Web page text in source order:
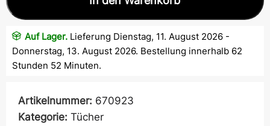
Auf Lager. Lieferung Dienstag, 11. August 2026 -
Donnerstag, 13. August 2026. Bestellung innerhalb 62
Stunden 52 Minuten.
Artikelnummer: 670923
Kategorie: Tücher